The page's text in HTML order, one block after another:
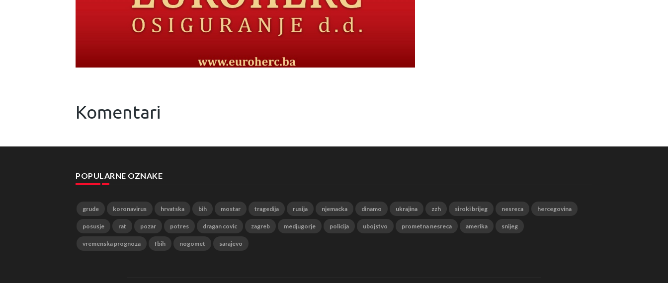
Komentari
POPULARNE OZNAKE
grude koronavirus hrvatska bih mostar tragedija rusija njemacka dinamo ukrajina zzh siroki brijeg nesreca hercegovina
posusje rat pozar potres dragan covic zagreb medjugorje policija ubojstvo prometna nesreca amerika snijeg
vremenska prognoza fbih nogomet sarajevo